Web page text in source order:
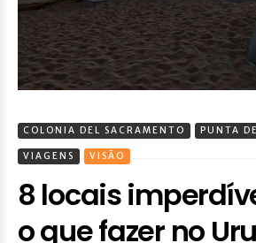
COLONIA DEL SACRAMENTO PUNTA
VIAGENS VISÃO
8 locais
o que fazer no